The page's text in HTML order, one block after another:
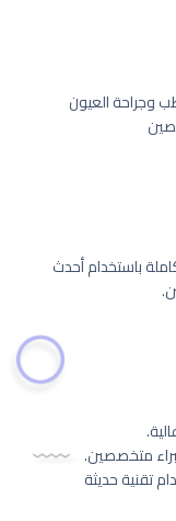
وجراحة العيون
باستخدام أحدث
متخصصين.
تقنية حديثة